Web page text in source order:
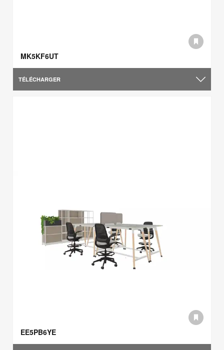
MK5KF6UT
TÉLÉCHARGER
EE5PB6YE